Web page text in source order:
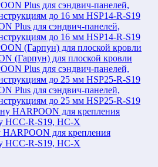
Plus для сэндвич-панелей,
до 16 мм HSP14-R-S19
(Гарпун) для плоской кровли
Plus для сэндвич-панелей,
до 25 мм HSP25-R-S19
для крепления
HCC-R-S19, HC-X